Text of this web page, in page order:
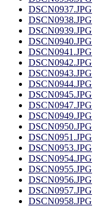
DSCN0937.JPG
DSCN0938.JPG
DSCN0939.JPG
DSCN0940.JPG
DSCN0941.JPG
DSCN0942.JPG
DSCN0943.JPG
DSCN0944.JPG
DSCN0945.JPG
DSCN0947.JPG
DSCN0949.JPG
DSCN0950.JPG
DSCN0951.JPG
DSCN0953.JPG
DSCN0954.JPG
DSCN0955.JPG
DSCN0956.JPG
DSCN0957.JPG
DSCN0958.JPG